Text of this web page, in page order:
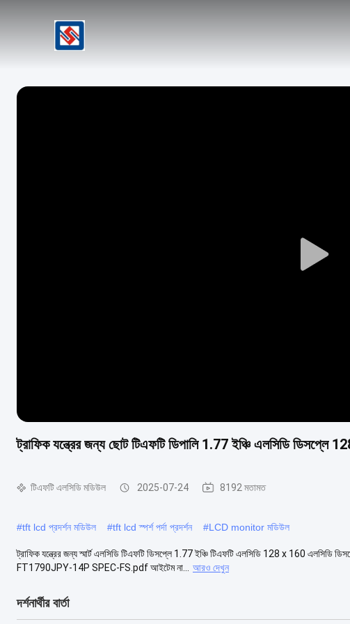
Play
ট্রাফিক যন্ত্রের জন্য ছোট টিএফটি ডিপালি 1.77 ইঞ্চি এলসিডি ডিসপ্লে
টিএফটি এলসিডি মডিউল 2025-07-24 8192 মতামত
#tft lcd প্রদর্শন মডিউল #tft lcd স্পর্শ পর্দা প্রদর্শন #LCD monitor মডিউল
ট্রাফিক যন্ত্রের জন্য স্মার্ট এলসিডি টিএফটি ডিসপ্লে 1.77 ইঞ্চি টিএফটি এলসিডি 128 x 160 এলসিডি
FT1790JPY-14P SPEC-FS.pdf আইটেম না...
আরও দেখুন
দর্শনার্থীর বার্তা